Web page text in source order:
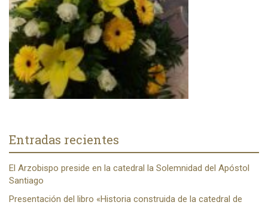
Entradas recientes
El Arzobispo preside en la catedral la Solemnidad del Apóstol
Santiago
Presentación del libro «Historia construida de la catedral de